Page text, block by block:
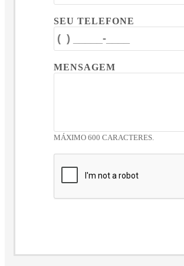
SEU TELEFONE
MENSAGEM
MÁXIMO 600 CARACTERES.